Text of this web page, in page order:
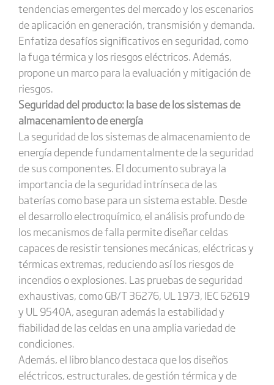
tendencias emergentes del mercado y los escenarios
de aplicación en generación, transmisión y demanda.
Enfatiza desafíos significativos en seguridad, como
la fuga térmica y los riesgos eléctricos. Además,
propone un marco para la evaluación y mitigación de
riesgos.
Seguridad del producto: la base de los sistemas de
almacenamiento de energía
La seguridad de los sistemas de almacenamiento de
energía depende fundamentalmente de la seguridad
de sus componentes. El documento subraya la
importancia de la seguridad intrínseca de las
baterías como base para un sistema estable. Desde
el desarrollo electroquímico, el análisis profundo de
los mecanismos de falla permite diseñar celdas
capaces de resistir tensiones mecánicas, eléctricas y
térmicas extremas, reduciendo así los riesgos de
incendios o explosiones. Las pruebas de seguridad
exhaustivas, como GB/T 36276, UL 1973, IEC 62619
y UL 9540A, aseguran además la estabilidad y
fiabilidad de las celdas en una amplia variedad de
condiciones.
Además, el libro blanco destaca que los diseños
eléctricos, estructurales, de gestión térmica y de